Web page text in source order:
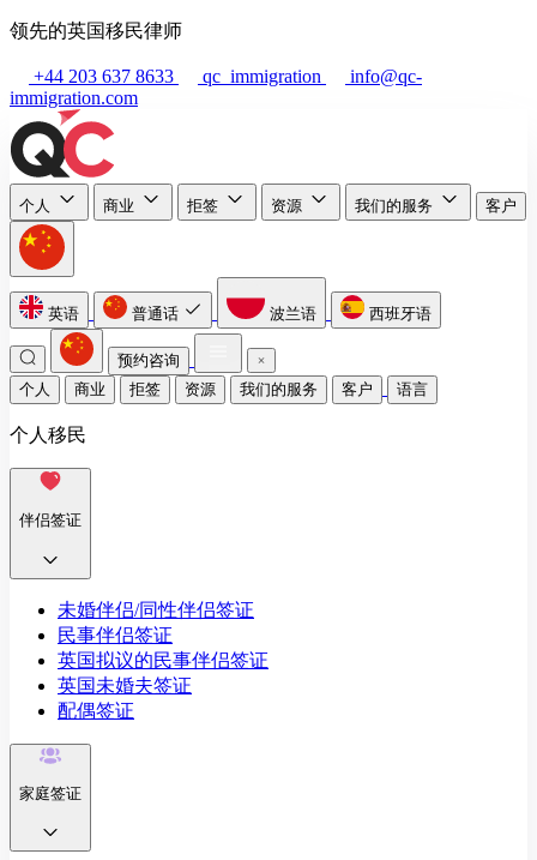
领先的英国移民律师
+44 203 637 8633 qc_immigration
info@qc-
immigration.com
个人 商业 拒签 资源 我们的服务 客户
英语 普通话 波兰语 西班牙语
预约咨询
个人
商业 拒签 资源 我们的服务 客户 语言
个人移民
伴侣签证
未婚伴侣/同性伴侣签证
民事伴侣签证
英国拟议的民事伴侣签证
英国未婚夫签证
配偶签证
家庭签证